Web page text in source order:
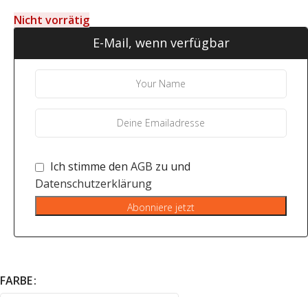
Nicht vorrätig
E-Mail, wenn verfügbar
Ich stimme den AGB zu und
Datenschutzerklärung
Abonniere jetzt
FARBE